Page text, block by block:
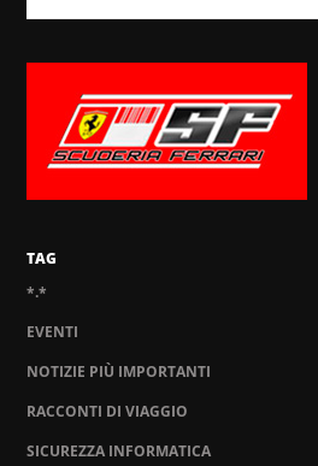
TAG
*.*
EVENTI
NOTIZIE PIÙ IMPORTANTI
RACCONTI DI VIAGGIO
SICUREZZA INFORMATICA